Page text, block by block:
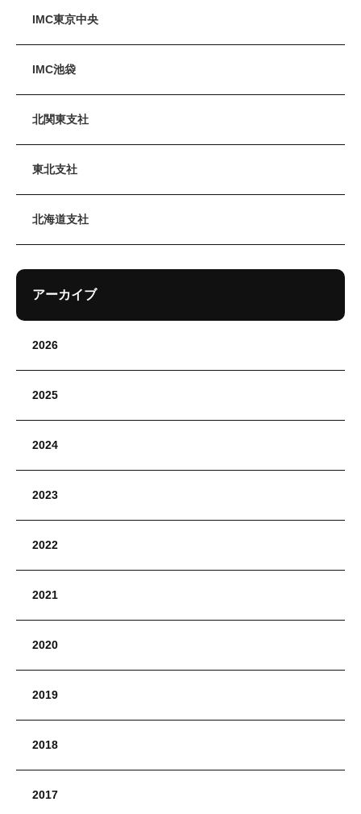
IMC東京中央
IMC池袋
北関東支社
東北支社
北海道支社
アーカイブ
2026
2025
2024
2023
2022
2021
2020
2019
2018
2017